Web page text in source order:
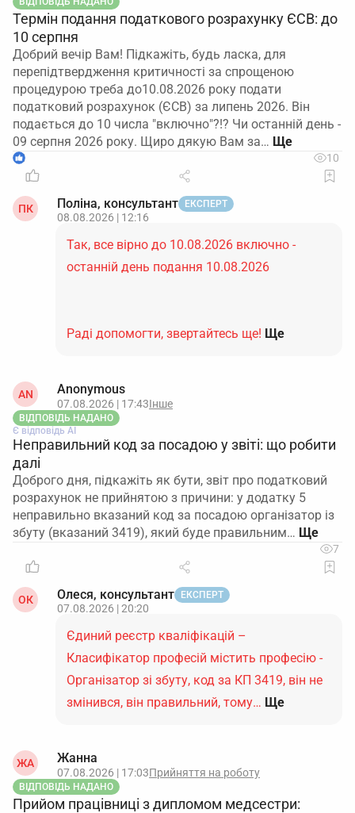
Термін подання податкового розрахунку ЄСВ: до
10 серпня
Добрий вечір Вам! Підкажіть, будь ласка, для
перепідтвердження критичності за спрощеною
процедурою треба до10.08.2026 року подати
податковий розрахунок (ЄСВ) за липень 2026. Він
подається до 10 числа "включно"?!? Чи останній день -
09 серпня 2026 року. Щиро дякую Вам за…
1 10
ПК Поліна, консультант ЕКСПЕРТ
08.08.2026 | 12:16
Так, все вірно до 10.08.2026 включно -
останній день подання 10.08.2026
Раді допомогти, звертайтесь ще! Ще
AN Anonymous
07.08.2026 | 17:43Інше
ВІДПОВІДЬ НАДАНО
Є відповідь АІ
Неправильний код за посадою у звіті: що робити
далі
Доброго дня, підкажіть як бути, звіт про податковий
розрахунок не прийнятою з причини: у додатку 5
неправильно вказаний код за посадою організатор із
збуту (вказаний 3419), який буде правильним…
7
ОК Олеся, консультант ЕКСПЕРТ
07.08.2026 | 20:20
Єдиний реєстр кваліфікацій –
Класифікатор професій містить професію -
Організатор зі збуту, код за КП 3419, він не
змінився, він правильний, тому… Ще
ЖА Жанна
07.08.2026 | 17:03Прийняття на роботу
ВІДПОВІДЬ НАДАНО
Прийом працівниці з дипломом медсестри: